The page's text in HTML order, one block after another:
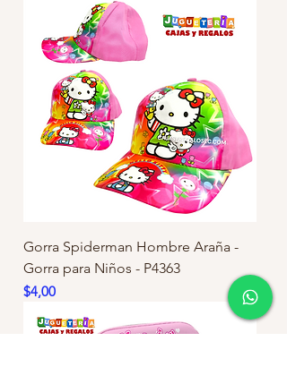
Gorra Spiderman Hombre Araña -
Gorra para Niños - P4363
Precio
$4,00